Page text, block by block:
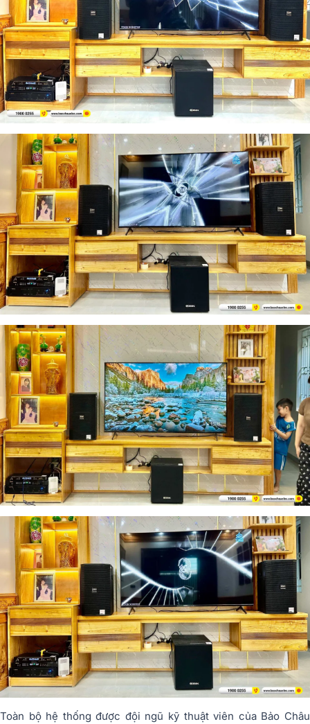
Toàn bộ hệ thống được đội ngũ kỹ thuật viên của Bảo Châu